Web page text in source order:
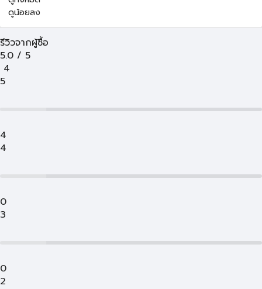
ดูน้อยลง
รีวิวจากผู้ซื้อ
5.0 / 5
4
5
4
4
0
3
0
2